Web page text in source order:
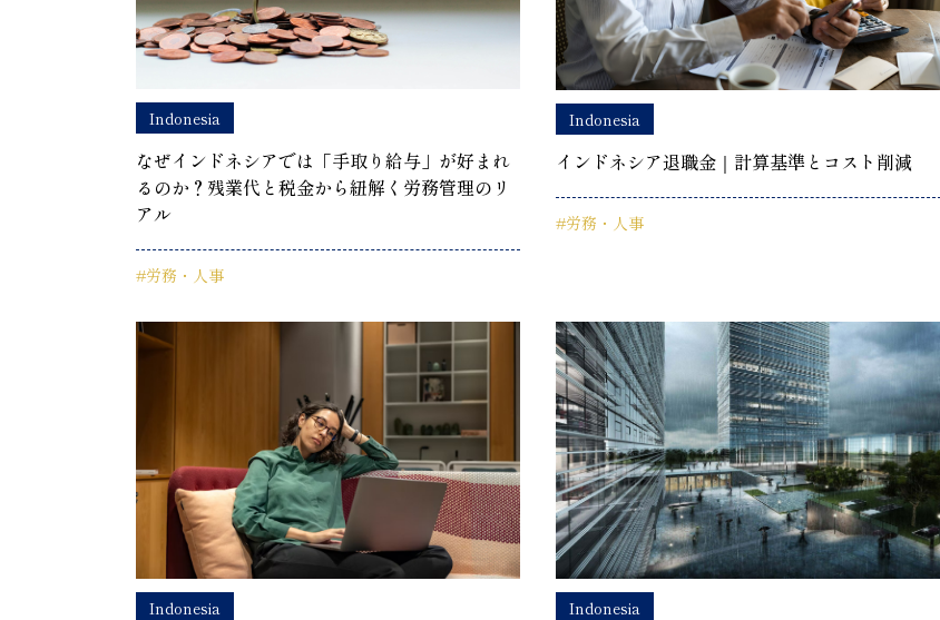
Indonesia
なぜインドネシアでは「手取り給与」が好まれ
るのか？残業代と税金から紐解く労務管理のリ
アル
#労務・人事
Indonesia
インドネシア退職金｜計算基準とコスト削減
#労務・人事
Indonesia Indonesia